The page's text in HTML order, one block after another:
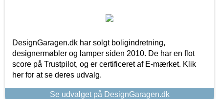
DesignGaragen.dk har solgt boligindretning,
designermøbler og lamper siden 2010. De har en flot
score på Trustpilot, og er certificeret af E-mærket. Klik
her for at se deres udvalg.
Se udvalget på DesignGaragen.dk